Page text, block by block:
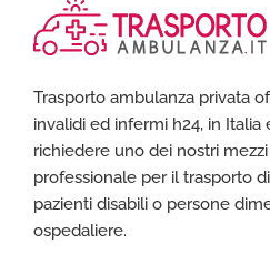
Trasporto ambulanza privata
invalidi ed infermi h24, in Italia
richiedere uno dei nostri
professionale per il trasporto
pazienti disabili o persone
ospedaliere.